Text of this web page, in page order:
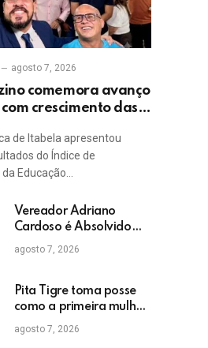
agosto 7, 2026
comemora avanço
crescimento das
de Itabela apresentou
do Índice de
Educação…
Vereador Adriano
Cardoso é Absolvido
em Julgamento por
Crime Eleitoral no TRE
agosto 7, 2026
Pita Tigre toma posse
como a primeira mulher
a presidir a ACIASE e
anuncia a retomada do
agosto 7, 2026